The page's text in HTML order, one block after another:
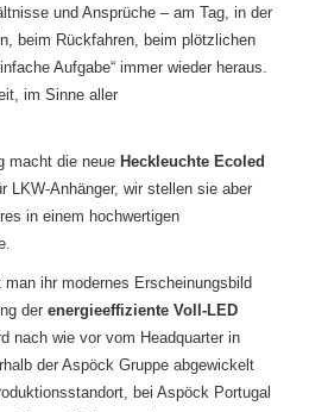
und Ansprüche – am Tag, in der
beim Rückfahren, beim plötzlichen
Aufgabe“ immer wieder heraus.
im Sinne aller
macht die neue Heckleuchte Ecoled
LKW-Anhänger, wir stellen sie aber
in einem hochwertigen
ihr modernes Erscheinungsbild
der energieeffiziente Voll-LED
nach wie vor vom Headquarter in
der Aspöck Gruppe abgewickelt
bei Aspöck Portugal